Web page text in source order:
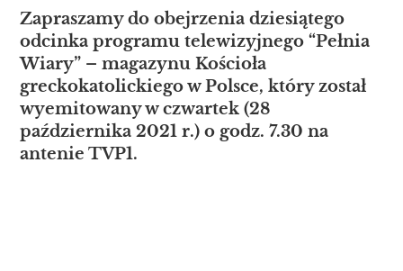
Zapraszamy do obejrzenia dziesiątego
odcinka programu telewizyjnego “Pełnia
Wiary” – magazynu Kościoła
greckokatolickiego w Polsce, który został
wyemitowany w czwartek (28
października 2021 r.) o godz. 7.30 na
antenie TVP1​.